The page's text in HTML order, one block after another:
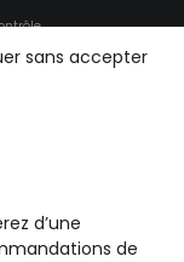
d’une
de
sans accepter